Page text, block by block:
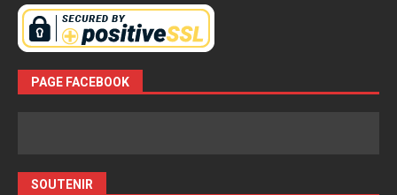
PAGE FACEBOOK
SOUTENIR